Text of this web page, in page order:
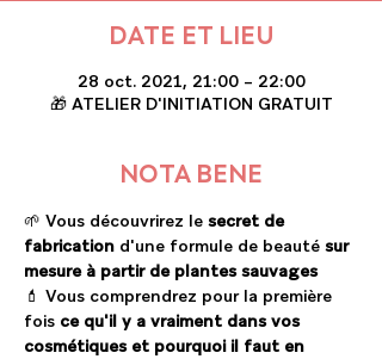
DATE ET LIEU
28 oct. 2021, 21:00 – 22:00
🎁 ATELIER D'INITIATION GRATUIT
NOTA BENE
🌱 Vous découvrirez le secret de
fabrication d'une formule de beauté sur
mesure à partir de plantes sauvages
💄 Vous comprendrez pour la première
fois ce qu'il y a vraiment dans vos
cosmétiques et pourquoi il faut en